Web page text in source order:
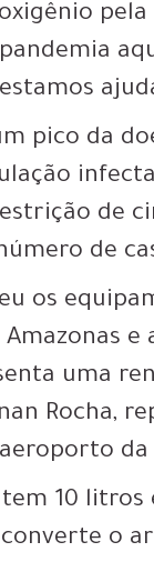
pico da
de
de
os
uma
Rocha,
da
10 litros
o